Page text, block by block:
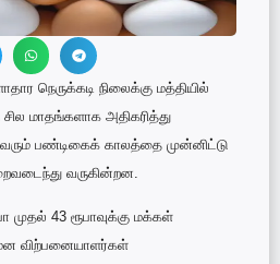
நெருக்கடி நிலைக்கு மத்தியில்
மாதங்களாக அதிகரித்து
பண்டிகைக் காலத்தை முன்னிட்டு
வருகின்றன.
முதல் 43 ரூபாவுக்கு மக்கள்
விற்பனையாளர்கள்